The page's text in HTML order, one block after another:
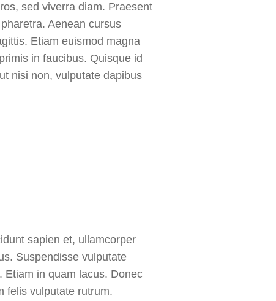
sed viverra diam. Praesent
Aenean cursus
Etiam euismod magna
in faucibus. Quisque id
nisi non, vulputate dapibus
sapien et, ullamcorper
Suspendisse vulputate
Etiam in quam lacus. Donec
felis vulputate rutrum.